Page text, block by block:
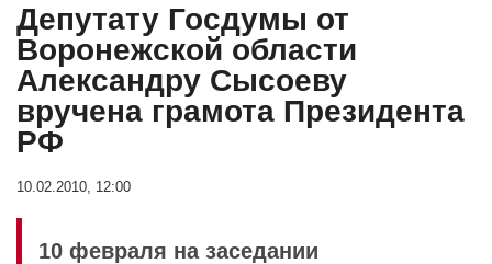
Депутату Госдумы от
Воронежской области
Александру Сысоеву
вручена грамота Президента
РФ
10.02.2010, 12:00
10 февраля на заседании